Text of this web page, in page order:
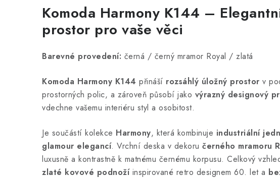
Komoda Harmony K144 –
prostor pro vaše věci
Barevné provedení: černá / černý mramor Royal / zlatá
Komoda Harmony K144 přináší rozsáhlý úložný prostor v
prostorných polic, a zároveň působí jako výrazný designový
vdechne vašemu interiéru styl a osobitost.
Je součástí kolekce Harmony, která kombinuje industriální
glamour elegancí. Vrchní deska v dekoru černého mramoru
luxusně a kontrastně k matnému černému korpusu. Celkový
zlaté kovové podnožíinspirované retro designem 60. let a